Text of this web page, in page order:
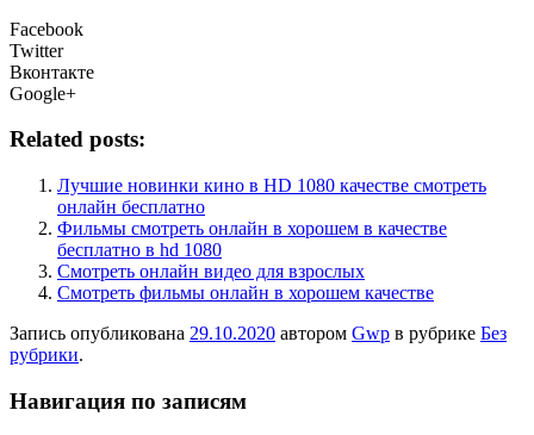
Facebook
Twitter
Вконтакте
Google+
Related posts:
Лучшие новинки кино в HD 1080 качестве смотреть
онлайн бесплатно
Фильмы смотреть онлайн в хорошем в качестве
бесплатно в hd 1080
Смотреть онлайн видео для взрослых
Смотреть фильмы онлайн в хорошем качестве
Запись опубликована 29.10.2020 автором Gwp в рубрике Без
рубрики.
Навигация по записям